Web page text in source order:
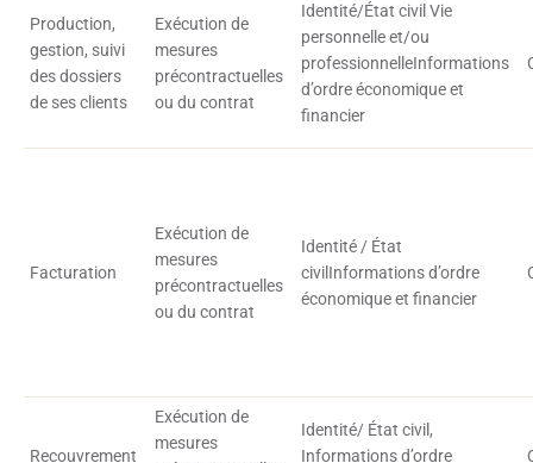
Production,
gestion, suivi
des dossiers
de ses clients
Exécution de
mesures
précontractuelles
ou du contrat
Identité/État civil Vie
personnelle et/ou
professionnelleInformations
d’ordre économique et
financier
Facturation
Exécution de
mesures
précontractuelles
ou du contrat
Identité / État
civilInformations d’ordre
économique et financier
Recouvrement
Exécution de
mesures
Identité/ État civil,
Informations d’ordre